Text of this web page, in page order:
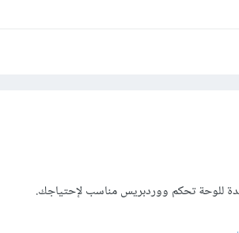
للوحة تحكم ووردبريس مناسب لإحتياجك.